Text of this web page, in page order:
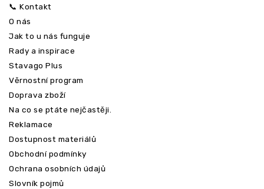
📞 Kontakt
O nás
Jak to u nás funguje
Rady a inspirace
Stavago Plus
Věrnostní program
Doprava zboží
Na co se ptáte nejčastěji.
Reklamace
Dostupnost materiálů
Obchodní podmínky
Ochrana osobních údajů
Slovník pojmů